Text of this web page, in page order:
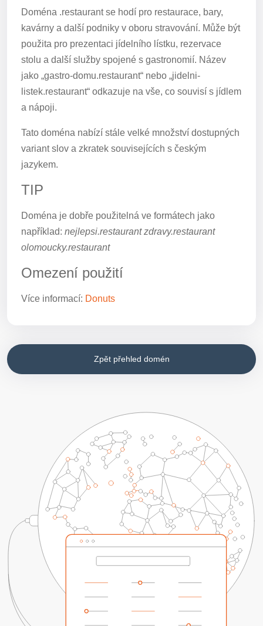
Doména .restaurant se hodí pro restaurace, bary,
kavárny a další podniky v oboru stravování. Může být
použita pro prezentaci jídelního lístku, rezervace
stolu a další služby spojené s gastronomií. Název
jako „gastro-domu.restaurant“ nebo „jidelni-
listek.restaurant“ odkazuje na vše, co souvisí s jídlem
a nápoji.
Tato doména nabízí stále velké množství dostupných
variant slov a zkratek souvisejících s českým
jazykem.
TIP
Doména je dobře použitelná ve formátech jako
například: nejlepsi.restaurant zdravy.restaurant
olomoucky.restaurant
Omezení použití
Více informací: Donuts
Zpět přehled domén